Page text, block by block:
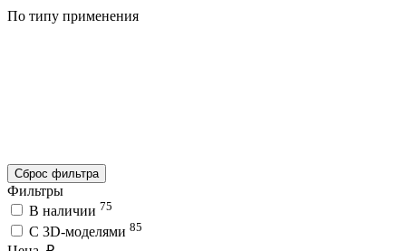
По типу применения
Сброс фильтра
Фильтры
В наличии 75
C 3D-моделями 85